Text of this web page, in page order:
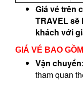
Giá vé trên
TRAVELsẽ
khách với
GIÁ VÉ BAO
Vận chuyển:
tham quan